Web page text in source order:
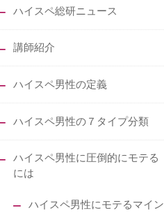
ハイスペ総研ニュース
講師紹介
ハイスペ男性の定義
ハイスペ男性の７タイプ分類
ハイスペ男性に圧倒的にモテる
には
ハイスペ男性にモテるマイン